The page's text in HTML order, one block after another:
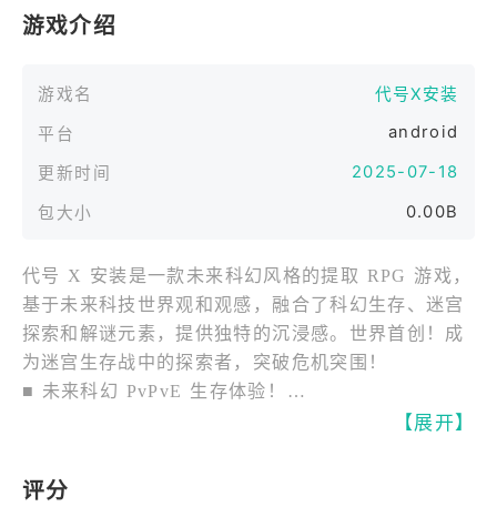
游戏介绍
游戏名
代号X安装
平台
android
更新时间 2025-07-18
包大小 0.00B
代号 X 安装是一款未来科幻风格的提取 RPG 游戏，
基于未来科技世界观和观感，融合了科幻生存、迷宫
探索和解谜元素，提供独特的沉浸感。世界首创！成
为迷宫生存战中的探索者，突破危机突围！​
■ 未来科幻 PvPvE 生存体验！​
它提供沉浸式的 PvPvE 生存体验，从在机械迷宫中
与其他玩家竞技夺取资源的 PvP 元素。​
■ 具有未来科幻风格的特色职业和技能​
【展开】
评分